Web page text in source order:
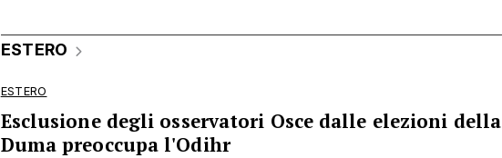
ESTERO
ESTERO
Esclusione degli osservatori Osce dalle elezioni della
Duma preoccupa l'Odihr